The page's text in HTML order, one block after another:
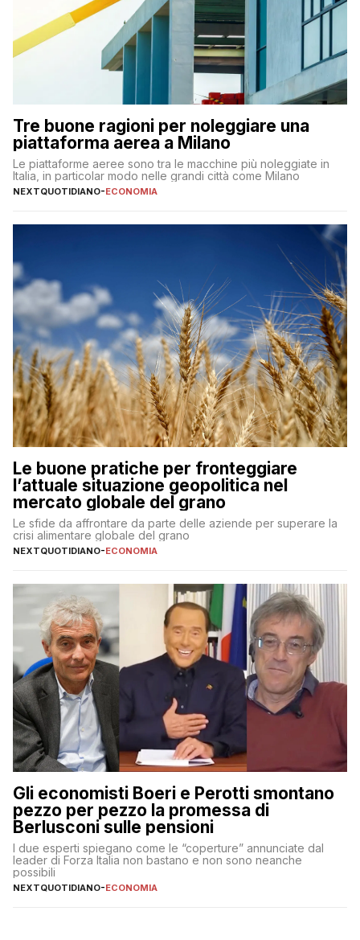
Tre buone ragioni per noleggiare una
piattaforma aerea a Milano
Le piattaforme aeree sono tra le macchine più noleggiate in
Italia, in particolar modo nelle grandi città come Milano
NEXTQUOTIDIANO-ECONOMIA
Le buone pratiche per fronteggiare
l’attuale situazione geopolitica nel
mercato globale del grano
Le sfide da affrontare da parte delle aziende per superare la
crisi alimentare globale del grano
NEXTQUOTIDIANO-ECONOMIA
Gli economisti Boeri e Perotti smontano
pezzo per pezzo la promessa di
Berlusconi sulle pensioni
I due esperti spiegano come le “coperture” annunciate dal
leader di Forza Italia non bastano e non sono neanche
possibili
NEXTQUOTIDIANO-ECONOMIA